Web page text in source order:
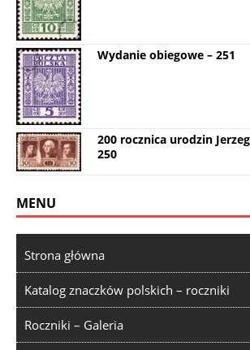
Wydanie obiegowe – 251
200 rocznica urodzin
250
MENU
Strona główna
Katalog znaczków polskich – roczniki
Roczniki – Galeria